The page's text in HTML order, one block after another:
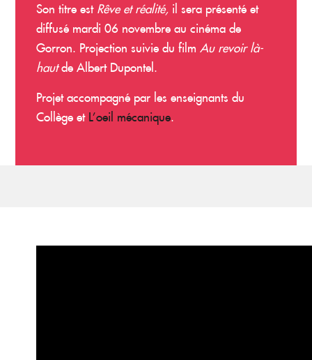
Son titre est Rêve et réalité, il sera présenté et
diffusé mardi 06 novembre au cinéma de
Gorron. Projection suivie du filmAu revoir là-
hautde Albert Dupontel.
Projet accompagné par les enseignants du
Collège et L’oeil mécanique.